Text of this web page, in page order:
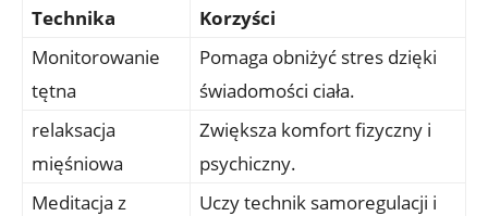
Technika
Korzyści
Monitorowanie
tętna
Pomaga obniżyć stres dzięki
świadomości ciała.
relaksacja
mięśniowa
Zwiększa komfort fizyczny i
psychiczny.
Meditacja z
Uczy technik samoregulacji i